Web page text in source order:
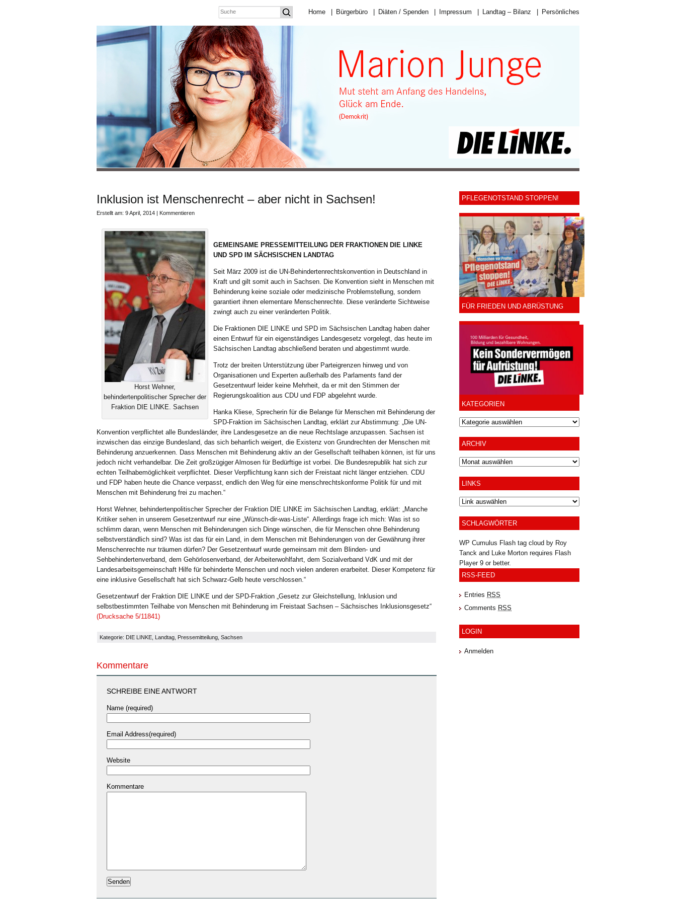
Home Bürgerbüro Diäten / Spenden Impressum Landtag – Bilanz Persönliches
Inklusion ist Menschenrecht – aber nicht in Sachsen!
Erstellt am: 9 April, 2014 | Kommentieren
Horst Wehner,
behindertenpolitischer Sprecher der
Fraktion DIE LINKE. Sachsen
GEMEINSAME PRESSEMITTEILUNG DER FRAKTIONEN DIE LINKE
UND SPD IM SÄCHSISCHEN LANDTAG
Seit März 2009 ist die UN-Behindertenrechtskonvention in Deutschland in
Kraft und gilt somit auch in Sachsen. Die Konvention sieht in Menschen mit
Behinderung keine soziale oder medizinische Problemstellung, sondern
garantiert ihnen elementare Menschenrechte. Diese veränderte Sichtweise
zwingt auch zu einer veränderten Politik.
Die Fraktionen DIE LINKE und SPD im Sächsischen Landtag haben daher
einen Entwurf für ein eigenständiges Landesgesetz vorgelegt, das heute im
Sächsischen Landtag abschließend beraten und abgestimmt wurde.
Trotz der breiten Unterstützung über Parteigrenzen hinweg und von
Organisationen und Experten außerhalb des Parlaments fand der
Gesetzentwurf leider keine Mehrheit, da er mit den Stimmen der
Regierungskoalition aus CDU und FDP abgelehnt wurde.
Hanka Kliese, Sprecherin für die Belange für Menschen mit Behinderung der
SPD-Fraktion im Sächsischen Landtag, erklärt zur Abstimmung: „Die UN-
Konvention verpflichtet alle Bundesländer, ihre Landesgesetze an die neue Rechtslage anzupassen. Sachsen ist
inzwischen das einzige Bundesland, das sich beharrlich weigert, die Existenz von Grundrechten der Menschen mit
Behinderung anzuerkennen. Dass Menschen mit Behinderung aktiv an der Gesellschaft teilhaben können, ist für uns
jedoch nicht verhandelbar. Die Zeit großzügiger Almosen für Bedürftige ist vorbei. Die Bundesrepublik hat sich zur
echten Teilhabemöglichkeit verpflichtet. Dieser Verpflichtung kann sich der Freistaat nicht länger entziehen. CDU
und FDP haben heute die Chance verpasst, endlich den Weg für eine menschrechtskonforme Politik für und mit
Menschen mit Behinderung frei zu machen.“
Horst Wehner, behindertenpolitischer Sprecher der Fraktion DIE LINKE im Sächsischen Landtag, erklärt: „Manche
Kritiker sehen in unserem Gesetzentwurf nur eine „Wünsch-dir-was-Liste“. Allerdings frage ich mich: Was ist so
schlimm daran, wenn Menschen mit Behinderungen sich Dinge wünschen, die für Menschen ohne Behinderung
selbstverständlich sind? Was ist das für ein Land, in dem Menschen mit Behinderungen von der Gewährung ihrer
Menschenrechte nur träumen dürfen? Der Gesetzentwurf wurde gemeinsam mit dem Blinden- und
Sehbehindertenverband, dem Gehörlosenverband, der Arbeiterwohlfahrt, dem Sozialverband VdK und mit der
Landesarbeitsgemeinschaft Hilfe für behinderte Menschen und noch vielen anderen erarbeitet. Dieser Kompetenz für
eine inklusive Gesellschaft hat sich Schwarz-Gelb heute verschlossen.“
Gesetzentwurf der Fraktion DIE LINKE und der SPD-Fraktion „Gesetz zur Gleichstellung, Inklusion und
selbstbestimmten Teilhabe von Menschen mit Behinderung im Freistaat Sachsen – Sächsisches Inklusionsgesetz“
(Drucksache 5/11841)
Kategorie: DIE LINKE Landtag Pressemitteilung Sachsen
Kommentare
SCHREIBE EINE ANTWORT
Name (required)
Email Address(required)
Website
Kommentare
PFLEGENOTSTAND STOPPEN!
FÜR FRIEDEN UND ABRÜSTUNG
KATEGORIEN
ARCHIV
Archiv
LINKS
SCHLAGWÖRTER
WP Cumulus Flash tag cloud by Roy
Tanck and Luke Morton requires Flash
Player9 or better.
RSS-FEED
Entries RSS
Comments RSS
LOGIN
Anmelden